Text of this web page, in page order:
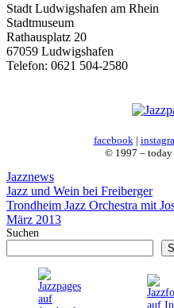
Stadt Ludwigshafen am Rhein
Stadtmuseum
Rathausplatz 20
67059 Ludwigshafen
Telefon: 0621 504-2580
facebook |
© 1997 – today
Kategorien
Jazznews
Jazz und Wein bei Freiberger
Trondheim Jazz Orchestra mit
März 2013
Suchen